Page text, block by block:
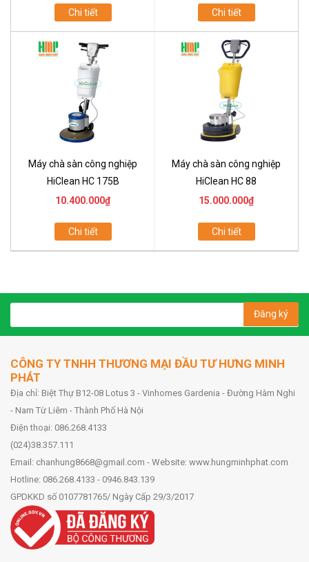
Chi tiết Chi tiết
Máy chà sàn công nghiệp
HiClean HC 175B
10.400.000₫
Chi tiết
Máy chà sàn công nghiệp
HiClean HC 88
15.000.000₫
Chi tiết
Đăng ký
CÔNG TY TNHH THƯƠNG MẠI ĐẦU TƯ HƯNG MINH
PHÁT
Địa chỉ: Biệt Thự B12-08 Lotus 3 - Vinhomes Gardenia - Đường Hàm Nghi
- Nam Từ Liêm - Thành Phố Hà Nội
Điện thoại: 086.268.4133
(024)38.357.111
Email: chanhung8668@gmail.com - Website: www.hungminhphat.com
Hotline: 086.268.4133 - 0946.843.139
GPDKKD số 0107781765/ Ngày Cấp 29/3/2017